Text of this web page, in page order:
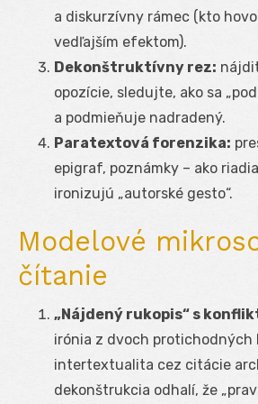
a diskurzívny rámec (kto
vedľajším efektom).
Dekonštruktívny rez:
opozície, sledujte, ako sa
a podmieňuje nadradený.
Paratextová forenzika:
epigraf, poznámky – ako
ironizujú „autorské gesto“.
Modelové
čítanie
„Nájdený rukopis“ s
irónia z dvoch protichodných
intertextualita cez citácie
dekonštrukcia odhalí, že